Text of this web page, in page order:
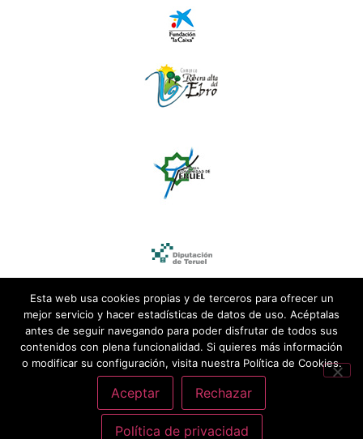
Esta web usa cookies propias y de terceros para ofrecer un
mejor servicio y hacer estadísticas de datos de uso. Acéptalas
antes de seguir navegando para poder disfrutar de todos sus
contenidos con plena funcionalidad. Si quieres más información
o modificar su configuración, visita nuestra Política de Cookies.
Aceptar Rechazar
Política de privacidad